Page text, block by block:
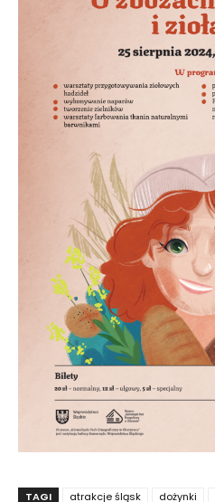
TAGI atrakcje śląsk dożynki